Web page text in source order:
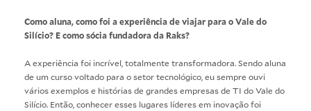
Como aluna, como foi a experiência de viajar para o Vale do
Silício? E como sócia fundadora da Raks?
A experiência foi incrível, totalmente transformadora. Sendo aluna
de um curso voltado para o setor tecnológico, eu sempre ouvi
vários exemplos e histórias de grandes empresas de TI do Vale do
Silício. Então, conhecer esses lugares líderes em inovação foi